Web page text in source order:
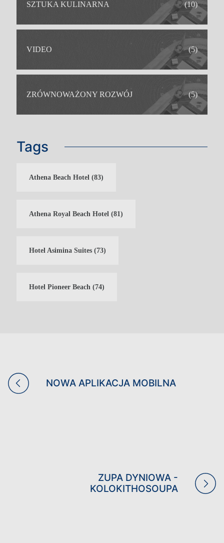
IDEALNY DLA
WAKACJE TYLKO DLA
DOROSŁYCH
WESELA
SZTUKA KULINARNA (10)
VIDEO (5)
ZRÓWNOWAŻONY ROZWÓJ (5)
Tags
Athena Beach Hotel (83)
Athena Royal Beach Hotel (81)
Hotel Asimina Suites(73)
Hotel Pioneer Beach (74)
NOWA APLIKACJA MOBILNA
ZUPA DYNIOWA -
KOLOKITHOSOUPA